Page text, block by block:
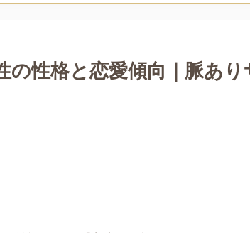
の性格と恋愛傾向｜脈あ